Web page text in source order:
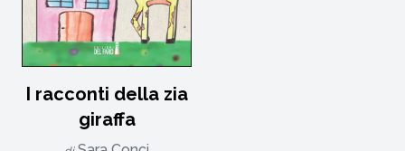
I racconti della zia
giraffa